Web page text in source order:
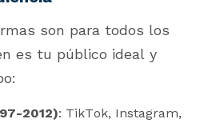
son para todos los
es tu público ideal y
2012): TikTok, Instagram,